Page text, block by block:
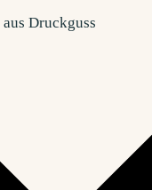
Druckguss